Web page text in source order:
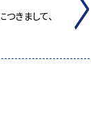
きまして、